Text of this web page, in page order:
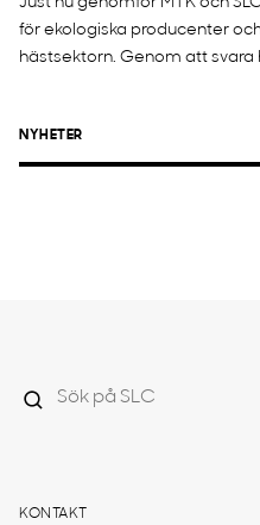
för ekologiska producenter
hästsektorn. Genom att svara
NYHETER
KONTAKT